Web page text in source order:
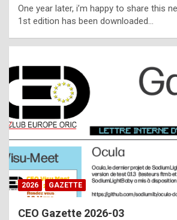
l
t
t
s
t
a
s
i
One year later, i’m happy to share this
1st edition has been downloaded…
2026 GAZETTE
CEO Gazette 2026-03